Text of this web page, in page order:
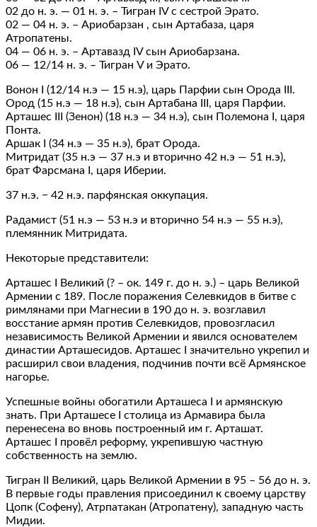
02 до н. э. — 01 н. э. – Тигран IV с сестрой Эрато.
02 — 04 н. э. – Ариобарзан , сын Артабаза, царя
Атропатены.
04 — 06 н. э. – Артавазд IV сын Ариобарзана.
06 — 12/14 н. э. – Тигран V и Эрато.
Вонон I (12/14 н.э — 15 н.э), царь Парфии сын Орода III.
Ород (15 н.э — 18 н.э), сын Артабанa III, царя Парфии.
Арташес III (Зенон) (18 н.э — 34 н.э), сын Полемона I, царя
Понта.
Аршак I (34 н.э — 35 н.э), брат Орода.
Митридат (35 н.э — 37 н.э и вторично 42 н.э — 51 н.э),
брат Фарсмана I, царя Иберии.
37 н.э. − 42 н.э. парфянская оккупация.
Радамист (51 н.э — 53 н.э и вторично 54 н.э — 55 н.э),
племянник Митридата.
Некоторые представители:
Арташес I Великий (? – ок. 149 г. до н. э.) – царь Великой
Армении с 189. После поражения Селевкидов в битве с
римлянами при Магнесии в 190 до н. э. возглавил
восстание армян против Селевкидов, провозгласил
независимость Великой Армении и явился основателем
династии Арташесидов. Арташес I значительно укрепил и
расширил свои владения, подчинив почти всё Армянское
нагорье.
Успешные войны обогатили Арташеса I и армянскую
знать. При Арташесе I столица из Армавира была
перенесена во вновь построенный им г. Арташат.
Арташес I провёл реформу, укрепившую частную
собственность на землю.
Тигран II Великий, царь Великой Армении в 95 – 56 до н. э.
В первые годы правления присоединил к своему царству
Цопк (Софену), Атрпатакан (Атропатену), западную часть
Мидии.